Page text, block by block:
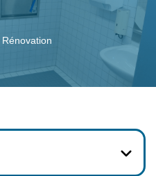
Rénovation